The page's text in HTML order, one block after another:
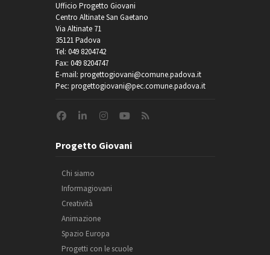
Ufficio Progetto Giovani
Centro Altinate San Gaetano
Via Altinate 71
35121 Padova
Tel: 049 8204742
Fax: 049 8204747
E-mail: progettogiovani@comune.padova.it
Pec: progettogiovani@pec.comune.padova.it
Progetto Giovani
Chi siamo
Informagiovani
Creatività
Animazione
Spazio Europa
Progetti con le scuole